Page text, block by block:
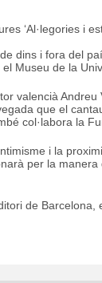
‘Al·legories i
dins i fora del
Museu de la
valencià
que el
col·labora la
i la
per la
de Barcelona,